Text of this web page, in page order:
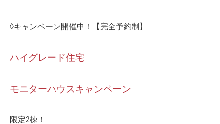
◊キャンペーン開催中！【完全予約制】
ハイグレード住宅
モニターハウスキャンペーン
限定2棟！